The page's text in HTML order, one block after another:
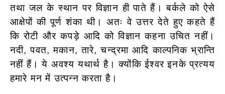
तथा जल के स्थान पर विज्ञान ही पाते हैं। बर्कले को ऐसे
आक्षेपों की पूर्ण शंका थी। अतः वे उत्तर देते हुए कहते हैं
कि रोटी और कपड़े आदि को विज्ञान कहना उचित नहीं।
नदी, पवत, मकान, तारे, चन्द्रमा आदि काल्पनिक भ्रान्ति
नहीं हैं। ये अवश्य यथार्थ है। क्योंकि ईश्वर इनके प्रत्यय
हमारे मन में उत्पन्न करता है।